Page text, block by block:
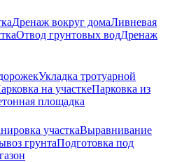
Дренаж вокруг домаЛивневая
Отвод грунтовых водДренаж
Укладка тротуарной
на участкеПарковка из
площадка
участкаВыравнивание
грунтаПодготовка под